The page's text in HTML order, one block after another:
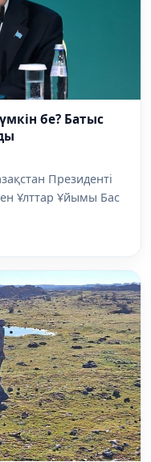
бе? Батыс
Президенті
Ұлттар Ұйымы Бас